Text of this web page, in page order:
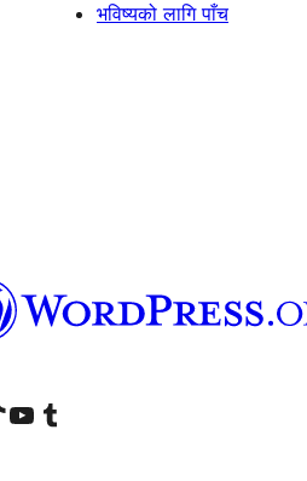
भविष्यको लागि पाँच
जानुहोस्
खाता भ्रमण गर्नुहोस्
हाम्रो युट्युब च्यानलमा जानुहोस्
हाम्रो टम्बलर खाता भ्रमण गर्नुहोस्